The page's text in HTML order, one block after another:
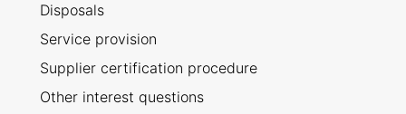
Disposals
Service provision
Supplier certification procedure
Other interest questions